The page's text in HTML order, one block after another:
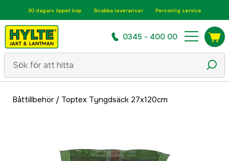
30 dagars öppet köp Snabba leveranser Personlig service
0345 - 400 00
Båttillbehör/ Toptex Tyngdsäck 27x120cm